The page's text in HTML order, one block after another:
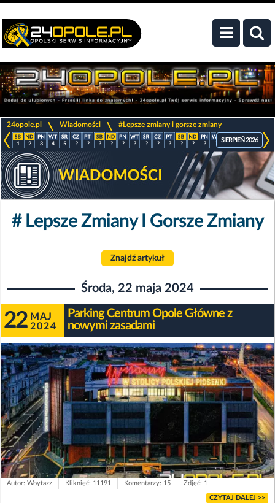
24opole.pl Wiadomości #Lepsze zmiany i gorsze zmiany
1 2 3 4 5 ? ? ? ? ? ? ? ? ? ? ? ? ? ? ? ?
SIERPIEŃ 2026
# Lepsze Zmiany I Gorsze Zmiany
Znajdź artykuł
Środa, 22 maja 2024
22 MAJ
2024
Parking Centrum Opole Główne z
nowymi zasadami
Autor: Woytazz Kliknięć: 11191 Komentarzy: 15 Zdjęć: 1
CZYTAJ DALEJ >>